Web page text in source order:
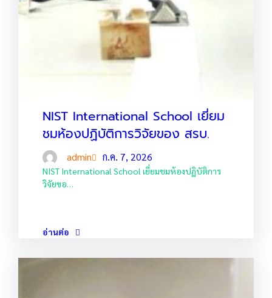
NIST International School เยี่ยม
ชมห้องปฏิบัติการวิจัยของ สรบ.
admin ก.ค. 7, 2026
NIST International School เยี่ยมชมห้องปฏิบัติการ
วิจัยขอ…
อ่านต่อ